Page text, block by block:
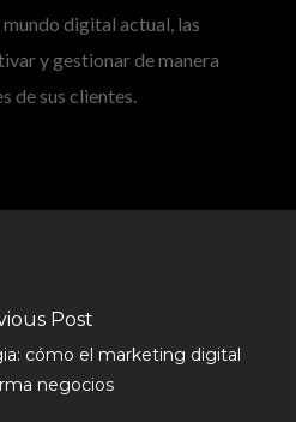
digital actual, las
y gestionar de manera
de sus clientes.
Post
cómo el marketing digital
negocios